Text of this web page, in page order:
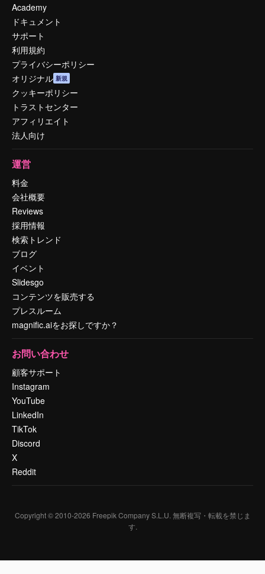
Academy
ドキュメント
サポート
利用規約
プライバシーポリシー
オリジナル 新規
クッキーポリシー
トラストセンター
アフィリエイト
法人向け
運営
料金
会社概要
Reviews
採用情報
検索トレンド
ブログ
イベント
Slidesgo
コンテンツを販売する
プレスルーム
magnific.aiをお探しですか？
お問い合わせ
顧客サポート
Instagram
YouTube
LinkedIn
TikTok
Discord
X
Reddit
Copyright © 2010-2026 Freepik Company S.L.U. 無断複写・転載を禁じま
す.